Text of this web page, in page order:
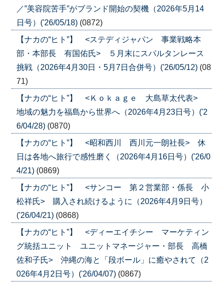
／”美容院苦手”がブランド開始の契機（2026年5月14
日号）('26/05/18) (0872)
【ナカの“ヒト”】 <ステディジャパン 事業戦略本
部・本部長 有国佑氏> ５月末にスパルタンレース
挑戦（2026年4月30日・5月7日合併号）('26/05/12) (08
71)
【ナカの“ヒト”】 <Ｋｏｋａｇｅ 大島草太代表>
地域の魅力を福島から世界へ（2026年4月23日号）('2
6/04/28) (0870)
【ナカの“ヒト”】 <昭和西川 西川元一朗社長> 休
日は各地へ旅行で感性磨く（2026年4月16日号）('26/0
4/21) (0869)
【ナカの“ヒト”】 <サンコー 第２営業部・係長 小
松祥氏> 購入され続けるように（2026年4月9日号）
('26/04/21) (0868)
【ナカの“ヒト”】 <ディーエイチシー マーケティン
グ統括ユニット ユニットマネージャー・部長 高橋
佐和子氏> 沖縄の海と「段ボール」に癒やされて（2
026年4月2日号）('26/04/07) (0867)